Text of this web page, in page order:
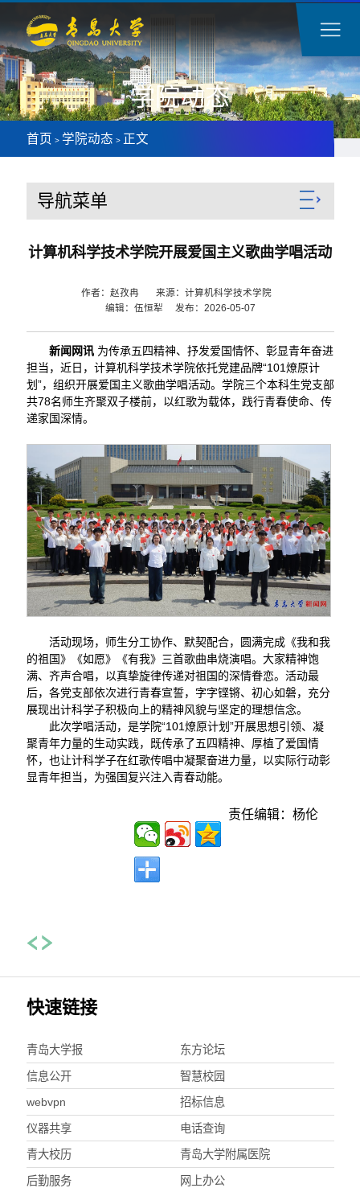
学院动态
首页 > 学院动态 > 正文
导航菜单
计算机科学技术学院开展爱国主义歌曲学唱活动
作者：赵孜冉 来源：计算机科学技术学院
编辑：伍恒犁 发布：2026-05-07
新闻网讯为传承五四精神、抒发爱国情怀、彰显青年奋进
担当，近日，计算机科学技术学院依托党建品牌“101燎原计
划”，组织开展爱国主义歌曲学唱活动。学院三个本科生党支部
共78名师生齐聚双子楼前，以红歌为载体，践行青春使命、传
递家国深情。
活动现场，师生分工协作、默契配合，圆满完成《我和我
的祖国》《如愿》《有我》三首歌曲串烧演唱。大家精神饱
满、齐声合唱，以真挚旋律传递对祖国的深情眷恋。活动最
后，各党支部依次进行青春宣誓，字字铿锵、初心如磐，充分
展现出计科学子积极向上的精神风貌与坚定的理想信念。
此次学唱活动，是学院“101燎原计划”开展思想引领、凝
聚青年力量的生动实践，既传承了五四精神、厚植了爱国情
怀，也让计科学子在红歌传唱中凝聚奋进力量，以实际行动彰
显青年担当，为强国复兴注入青春动能。
责任编辑：杨伦
快速链接
青岛大学报 东方论坛
信息公开 智慧校园
webvpn 招标信息
仪器共享 电话查询
青大校历 青岛大学附属医院
后勤服务 网上办公